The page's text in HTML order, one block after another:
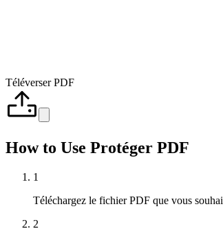
Téléverser PDF
How to Use Protéger PDF
1
Téléchargez le fichier PDF que vous
2